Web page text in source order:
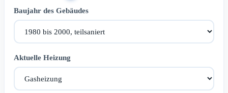
Baujahr des Gebäudes
Aktuelle Heizung